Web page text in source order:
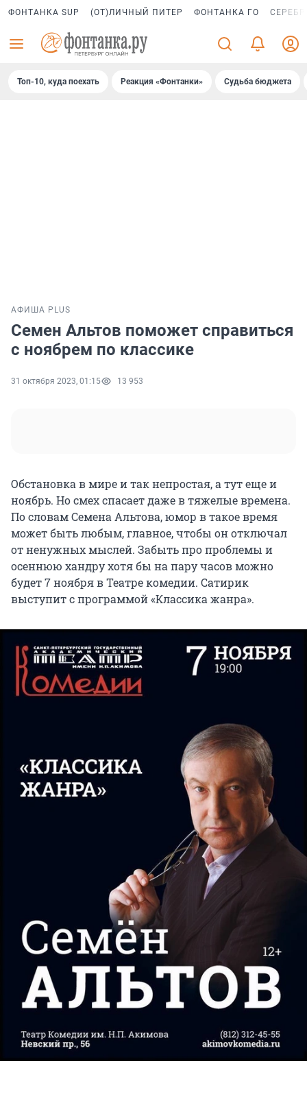
ФОНТАНКА SUP (ОТ)ЛИЧНЫЙ ПИТЕР ФОНТАНКА ГО
Топ-10, куда поехать Реакция «Фонтанки» Судьба бюджета
АФИША PLUS
Семен Альтов поможет справиться
с ноябрем по классике
31 октября 2023, 01:15 13 953
Обстановка в мире и так непростая, а тут еще и
ноябрь. Но смех спасает даже в тяжелые времена.
По словам Семена Альтова, юмор в такое время
может быть любым, главное, чтобы он отключал
от ненужных мыслей. Забыть про проблемы и
осеннюю хандру хотя бы на пару часов можно
будет 7 ноября в Театре комедии. Сатирик
выступит с программой «Классика жанра».